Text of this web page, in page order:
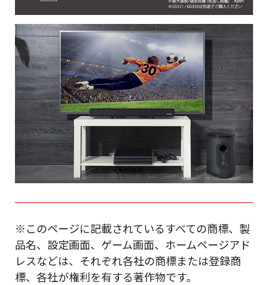
※このページに記載されているすべての商標、製
品名、設定画面、ゲーム画面、ホームページアド
レスなどは、それぞれ各社の商標または登録商
標、各社が権利を有する著作物です。